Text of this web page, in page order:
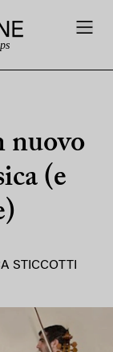
nuovo
(e
STICCOTTI